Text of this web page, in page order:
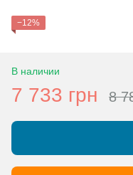
−12%
В наличии
7 733 грн 8